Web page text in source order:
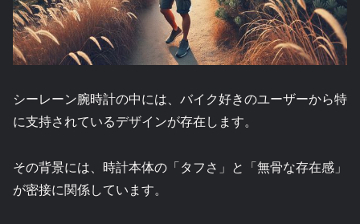
シーレーン腕時計の中には、バイク好きのユーザーから特
に支持されているデザインが存在します。
その背景には、時計本体の「タフさ」と「無骨な存在感」
が密接に関係しています。